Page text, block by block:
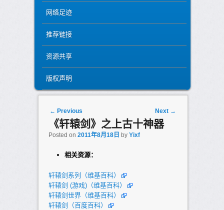
网络足迹
推荐链接
资源共享
版权声明
Post navigation
← Previous Next →
《轩辕剑》之上古十神器
Posted on 2011年8月18日 by Yixf
相关资源：
轩辕剑系列（维基百科）
轩辕剑 (游戏)（维基百科）
轩辕剑世界（维基百科）
轩辕剑（百度百科）